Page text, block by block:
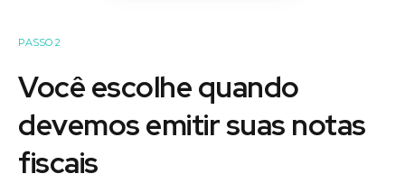
PASSO 2
Você escolhe quando
devemos emitir suas notas
fiscais